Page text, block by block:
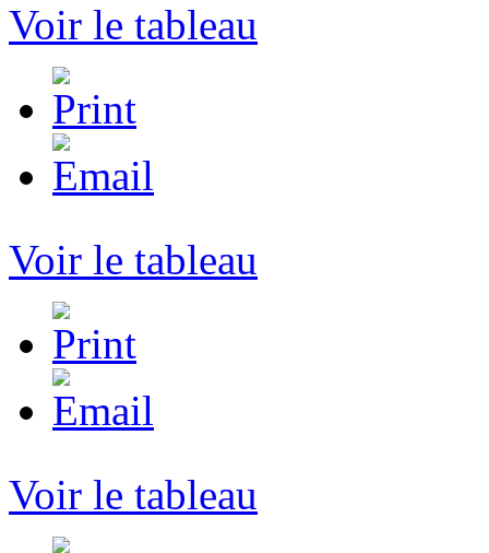
Voir le tableau
Voir le tableau
Voir le tableau